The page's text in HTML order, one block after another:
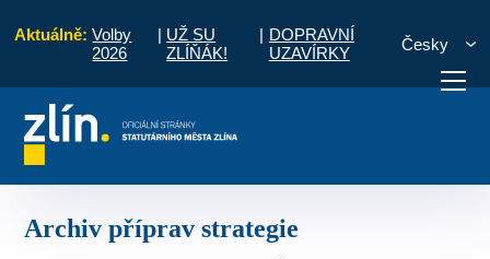
Aktuálně: Volby
2026
| UŽ SU
ZLÍŇÁK!
| DOPRAVNÍ
UZAVÍRKY
Česky
vyřídit Potřebuji zaplatit
Archiv příprav strategie